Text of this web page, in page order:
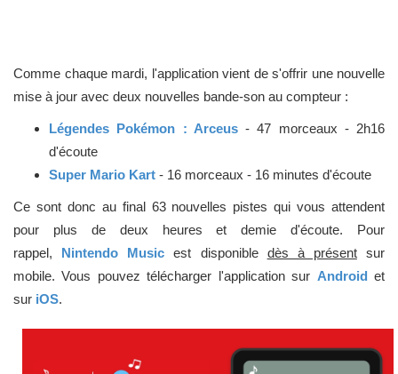
Comme chaque mardi, l'application vient de s'offrir une nouvelle
mise à jour avec deux nouvelles bande-son au compteur :
Légendes Pokémon : Arceus- 47 morceaux - 2h16
d'écoute
Super Mario Kart - 16 morceaux - 16 minutes d'écoute
Ce sont donc au final 63 nouvelles pistes qui vous attendent
pour plus de deux heures et demie d'écoute. Pour
rappel, Nintendo Music est disponible dès à présentsur
mobile. Vous pouvez télécharger l'application sur Android et
sur iOS.